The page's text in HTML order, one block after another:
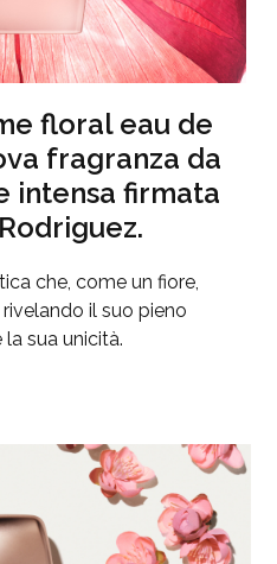
floral eau de
fragranza da
intensa firmata
che, come un fiore,
il suo pieno
sua unicità.